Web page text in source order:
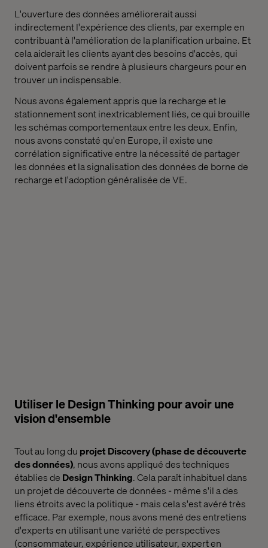
L'ouverture des données améliorerait aussi
indirectement l'expérience des clients, par exemple en
contribuant à l'amélioration de la planification urbaine. Et
cela aiderait les clients ayant des besoins d'accès, qui
doivent parfois se rendre à plusieurs chargeurs pour en
trouver un indispensable.
Nous avons également appris que la recharge et le
stationnement sont inextricablement liés, ce qui brouille
les schémas comportementaux entre les deux. Enfin,
nous avons constaté qu'en Europe, il existe une
corrélation significative entre la nécessité de partager
les données et la signalisation des données de borne de
recharge et l'adoption généralisée de VE.
Utiliser le Design Thinking pour avoir une
vision d'ensemble
Tout au long du projet Discovery (phase de découverte
des données), nous avons appliqué des techniques
établies de Design Thinking. Cela paraît inhabituel dans
un projet de découverte de données - même s'il a des
liens étroits avec la politique - mais cela s'est avéré très
efficace. Par exemple, nous avons mené des entretiens
d'experts en utilisant une variété de perspectives
(consommateur, expérience utilisateur, expert en